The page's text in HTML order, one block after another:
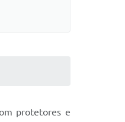
protetores e